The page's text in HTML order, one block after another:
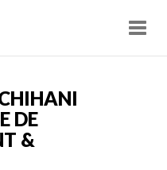
DE
&